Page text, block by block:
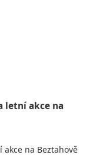
letní akce na
na Beztahově